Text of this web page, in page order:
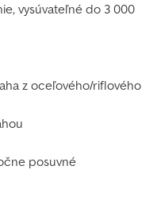
vysúvateľné do 3 000
z oceľového/riflového
posuvné